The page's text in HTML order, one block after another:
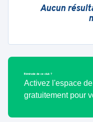
Aucun
Bénévole de ce club ?
Activez l'espace
gratuitement pour